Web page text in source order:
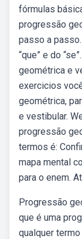
fórmulas
progressão
passo a
“que” e do
geométrica e
exercicios
geométrica,
e vestibular.
progressão
termos é:
mapa mental
para o enem.
Progressão
que é uma
qualquer